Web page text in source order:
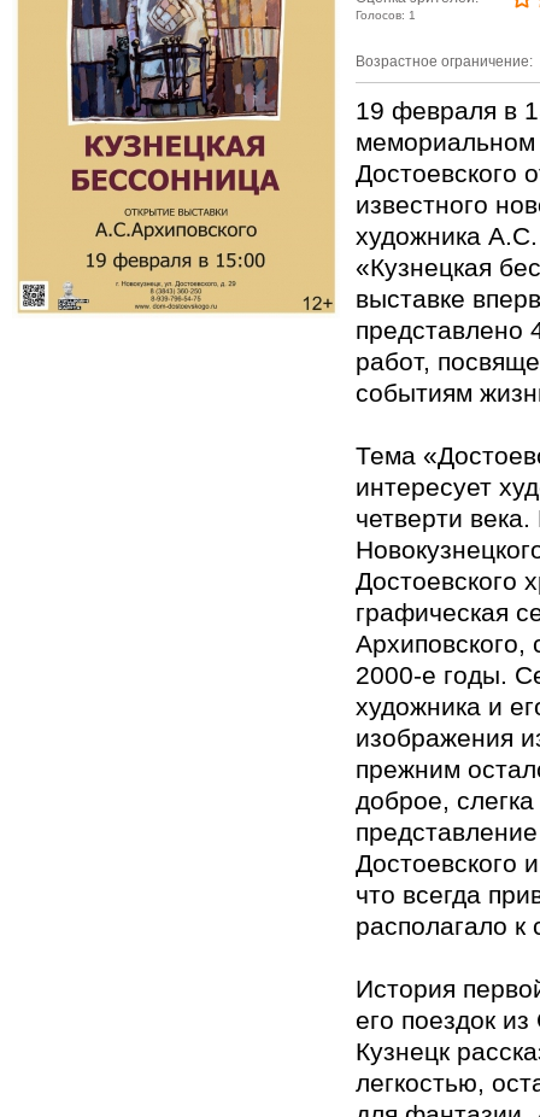
Голосов: 1
Возрастное ограничение:
19 февраля в
Достоевского
известного
художника
«Кузнецкая
выставке
представлено
работ,
событиям
Тема
интересует
четверти
Достоевского
графическая
2000-е годы.
художника и
изображения
прежним
доброе,
Достоевского
что всегда
располагало к
История
его поездок
Кузнецк
легкостью,